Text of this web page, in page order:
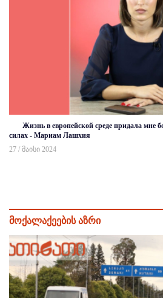
Жизнь в европейской среде придала мне
силах - Мариам Лашхия
27 / მაისი 2024
მოქალაქეების აზრი